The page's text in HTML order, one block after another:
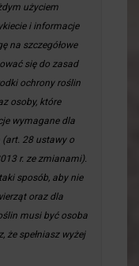
użyciem
i informacje
na szczegółowe
się do zasad
ochrony roślin
osoby, które
wymagane dla
28 ustawy o
r. ze zmianami).
sposób, aby nie
oraz dla
musi być osoba
że spełniasz wyżej